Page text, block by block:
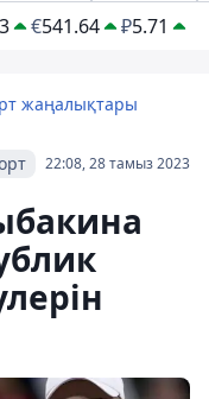
€541.64 ₽5.71
жаңалықтары
22:08, 28 тамыз 2023